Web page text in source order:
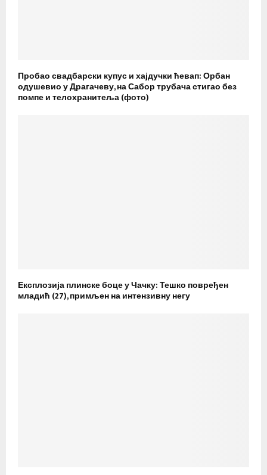
Пробао свадбарски купус и хајдучки ћевап: Орбан
одушевио у Драгачеву, на Сабор трубача стигао без
помпе и телохранитеља (фото)
Експлозија плинске боце у Чачку: Тешко повређен
младић (27), примљен на интензивну негу